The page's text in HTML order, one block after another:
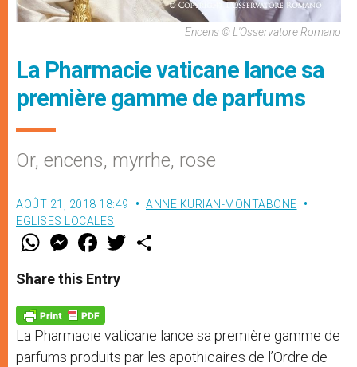
Encens © L'Osservatore Romano
La Pharmacie vaticane lance sa
première gamme de parfums
Or, encens, myrrhe, rose
AOÛT 21, 2018 18:49
ANNE KURIAN-MONTABONE
EGLISES LOCALES
W
t
s
p
p
M
e
s
e
g
e
r
F
a
e
b
o
k
w
Share this Entry
La Pharmacie vaticane lance sa première gamme de
parfums produits par les apothicaires de l’Ordre de